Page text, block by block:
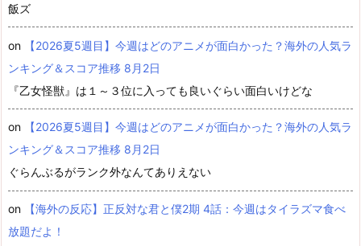
飯ズ
on
【2026夏5週目】今週はどのアニメが面白かった？海外の人気ラ
ンキング＆スコア推移 8月2日
『乙女怪獣』は１～３位に入っても良いぐらい面白いけどな
on
【2026夏5週目】今週はどのアニメが面白かった？海外の人気ラ
ンキング＆スコア推移 8月2日
ぐらんぶるがランク外なんてありえない
on
【海外の反応】正反対な君と僕2期 4話：今週はタイラズマ食べ
放題だよ！